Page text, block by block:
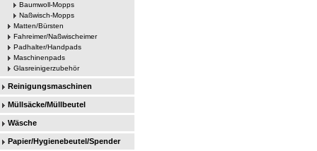
Baumwoll-Mopps
Naßwisch-Mopps
Matten/Bürsten
Fahreimer/Naßwischeimer
Padhalter/Handpads
Maschinenpads
Glasreinigerzubehör
Reinigungsmaschinen
Müllsäcke/Müllbeutel
Wäsche
Papier/Hygienebeutel/Spender